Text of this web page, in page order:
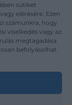
sütiket
elérésére. Ezen
számunkra, hogy
viselkedés vagy az
megtagadása
befolyásolhat.
ot